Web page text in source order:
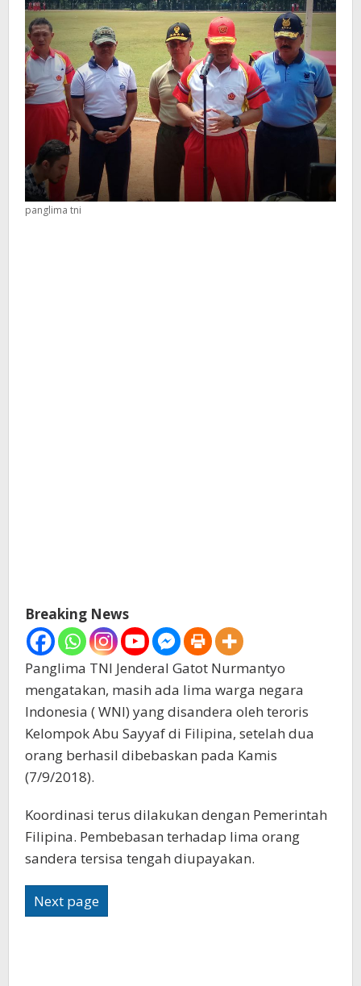
Abu
Sayyaf
panglima tni
Breaking News
Panglima TNI Jenderal Gatot Nurmantyo
mengatakan, masih ada lima warga negara
Indonesia ( WNI) yang disandera oleh teroris
Kelompok Abu Sayyaf di Filipina, setelah dua
orang berhasil dibebaskan pada Kamis
(7/9/2018).
Koordinasi terus dilakukan dengan Pemerintah
Filipina. Pembebasan terhadap lima orang
sandera tersisa tengah diupayakan.
Next page